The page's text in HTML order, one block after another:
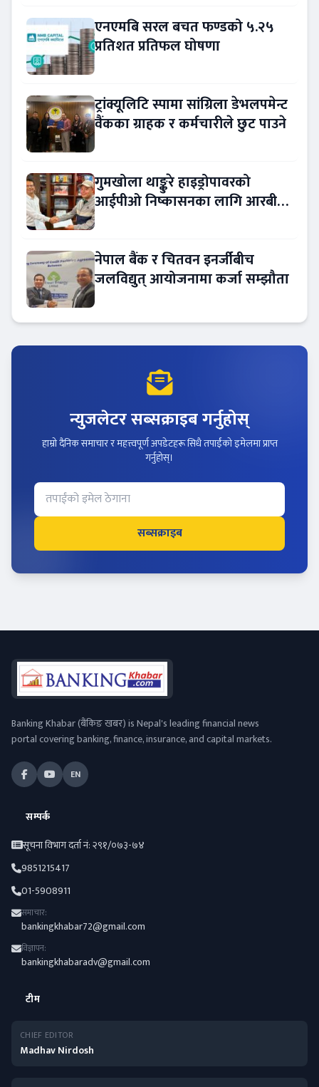
एनएमबि सरल बचत फण्डको ५.२५
प्रतिशत प्रतिफल घोषणा
ट्रांक्यूलिटि स्पामा सांग्रिला डेभलपमेन्ट
वैंकका ग्राहक र कर्मचारीले छुट पाउने
गुमखोला थाङ्कुरे हाइड्रोपावरको
आईपीओ निष्कासनका लागि आरबीबी
नेपाल बैंक र चितवन इनर्जीबीच
जलविद्युत् आयोजनामा कर्जा सम्झौता
न्युजलेटर सब्सक्राइब गर्नुहोस्
हाम्रो दैनिक समाचार र महत्त्वपूर्ण अपडेटहरू सिधै तपाईंको इमेलमा प्राप्त
गर्नुहोस्।
सब्सक्राइब
Banking Khabar (बैंकिङ खबर) is Nepal's leading financial news
portal covering banking, finance, insurance, and capital markets.
EN
सम्पर्क
सूचना विभाग दर्ता नं: २९१/०७३-७४
9851215417
01-5908911
समाचार:
bankingkhabar72@gmail.com
विज्ञापन:
bankingkhabaradv@gmail.com
टीम
CHIEF EDITOR
Madhav Nirdosh